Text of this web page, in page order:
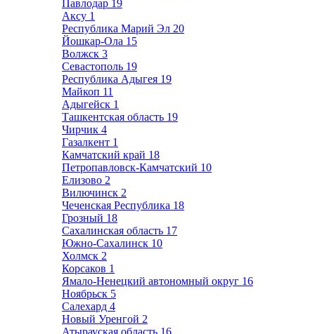
Павлодар 19
Аксу 1
Республика Марий Эл 20
Йошкар-Ола 15
Волжск 3
Севастополь 19
Республика Адыгея 19
Майкоп 11
Адыгейск 1
Ташкентская область 19
Чирчик 4
Газалкент 1
Камчатский край 18
Петропавловск-Камчатский 10
Елизово 2
Вилючинск 2
Чеченская Республика 18
Грозный 18
Сахалинская область 17
Южно-Сахалинск 10
Холмск 2
Корсаков 1
Ямало-Ненецкий автономный округ 16
Ноябрьск 5
Салехард 4
Новый Уренгой 2
Атырауская область 16